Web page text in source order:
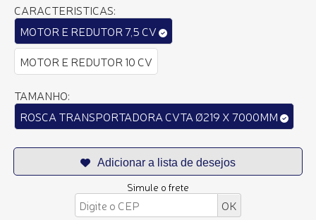
CARACTERISTICAS:
MOTOR E REDUTOR 7,5 CV
MOTOR E REDUTOR 10 CV
TAMANHO:
ROSCA TRANSPORTADORA CVTA Ø219 X 7000MM
Simule o frete